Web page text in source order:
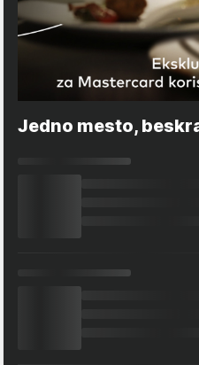
Jedno mesto,